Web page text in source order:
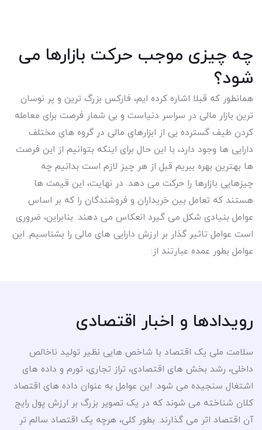
چه چیزی موجب حرکت بازارها می
شود؟
همانطور که قبلا اشاره کرده ایم، فارکس بزرگ ترین و پر نوسان
ترین بازار مالی در سراسر دنیاست و بی شمار فرصت برای معامله
کردن طیف گسترده یی از ابزارهای مالی در گروه های مختلف
دارایی ها وجود دارد، با این حال برای اینکه بتوانیم از این فرصت
ها بهترین بهره ببریم قبل از هر چیز لازم است بدانیم چه
چیزهایی بازارها را حرکت می دهد. در نهایت، این قیمت ها
هستند که تعامل بین خریداران و فروشندگان را که بر اساس
عوامل بنیادی شکل می گیرد انعکاس می دهند. بنابراین، ضروری
است عوامل تاثیر گذار بر ارزش دارایی های مالی را بشناسیم. این
عوامل بطور عمده عبارتند از:
رویدادها و اخبار اقتصادی
سلامت ملی یک اقتصاد با شاخص هایی نظیر تولید ناخالص
داخلی، رشد بخش های اقتصادی، تراز تجاری، تورم و داده های
اشتغال سنجیده می شود. این عوامل به عنوان داده های اقتصاد
کلان شناخته می شوند که در یک تصویر بزرگ بر ارزش پول رایج
آن اقتصاد اثر می گذارند. بطور کلی، هرچه یک اقتصاد سالم تر